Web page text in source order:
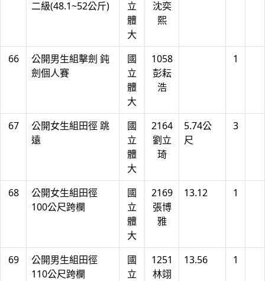
二級(48.1~52公斤)
立
體
大
沈奕
熙
66
公開男生組擊劍 鈍
劍個人賽
國
立
體
大
1058
彭耘
浩
1
67
公開女生組田徑 跳
遠
國
立
體
大
2164
劉立
琦
5.74公
尺
3
68
公開女生組田徑
100公尺跨欄
國
立
體
大
2169
張博
雅
13.12 1
69
公開男生組田徑
110公尺跨欄
國
立
1251
林翊
13.56 1